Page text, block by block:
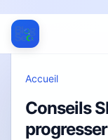
Accueil
Conseils